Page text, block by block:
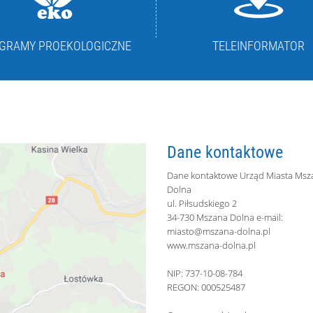
PROEKOLOGICZNE TELEINFORMATOR
Dane kontaktowe
Dane kontaktowe Urząd Miasta
Dolna
ul. Piłsudskiego 2
34-730 Mszana Dolna e-mail:
miasto@mszana-dolna.pl
www.mszana-dolna.pl
NIP: 737-10-08-784
REGON: 000525487